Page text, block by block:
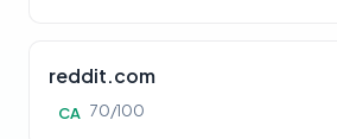
reddit.com
CA 70/100